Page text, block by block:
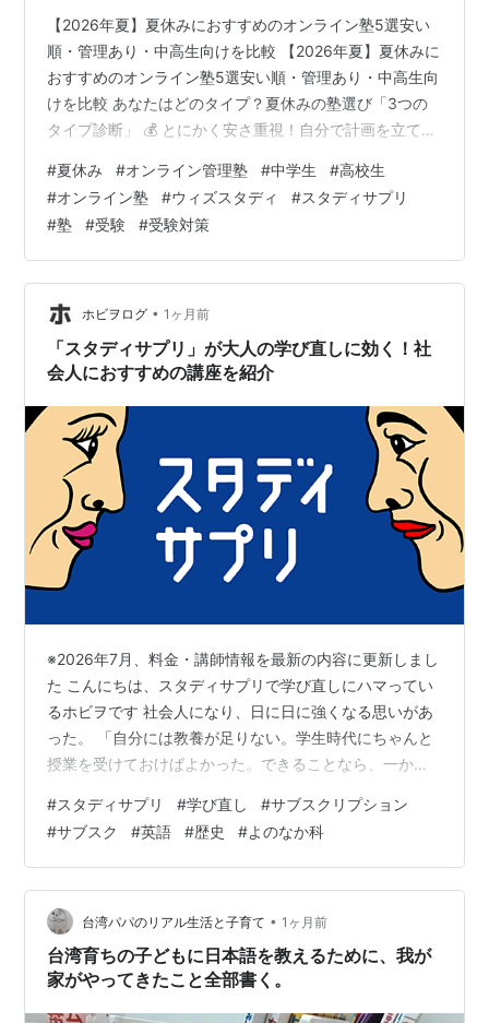
【2026年夏】夏休みにおすすめのオンライン塾5選安い
順・管理あり・中高生向けを比較 【2026年夏】夏休みに
おすすめのオンライン塾5選安い順・管理あり・中高生向
けを比較 あなたはどのタイプ？夏休みの塾選び「3つの
タイプ診断」 💰 とにかく安さ重視！自分で計画を立てら
苦手科目だけピンポイントで教わりたいタイプ 2026年夏
におすすめのオンライン塾5社を紹介 📱 スタディサプリ
（中学講座） 📱 スタディサプリ（高校・大学受験講座）
🏆 ウィズスタディ（超ライトプラン〜） 📚 進研ゼミ
（高校講座） 🖥️ オンライン家庭教師マナリンク 📋 学習…
#夏休み #オンライン管理塾 #中学生 #高校生
#オンライン塾 #ウィズスタディ #スタディサプリ
#塾 #受験 #受験対策
ホビヲログ • 1ヶ月前
「スタディサプリ」が大人の学び直しに効く！社
会人におすすめの講座を紹介
※2026年7月、料金・講師情報を最新の内容に更新しまし
た こんにちは、スタディサプリで学び直しにハマってい
るホビヲです 社会人になり、日に日に強くなる思いがあ
った。 「自分には教養が足りない。学生時代にちゃんと
授業を受けておけばよかった。できることなら、一から
ィサプリ」だった。子供向けのサービスと思いきや、社
会人の利用もまったく問題ない。小学校から中学・高
校、大学受験まで、すべての授業が受け放題。これは！
と思い活用し、毎日授業を受けている。 この記事では、
スタディサプリが学び直しに効く理由、社会人におすす
めの授業、実際に利用してわかったポイ…
#スタディサプリ #学び直し #サブスクリプション
#サブスク #英語 #歴史 #よのなか科
台湾パパのリアル生活と子育て • 1ヶ月前
台湾育ちの子どもに日本語を教えるために、我が
家がやってきたこと全部書く。